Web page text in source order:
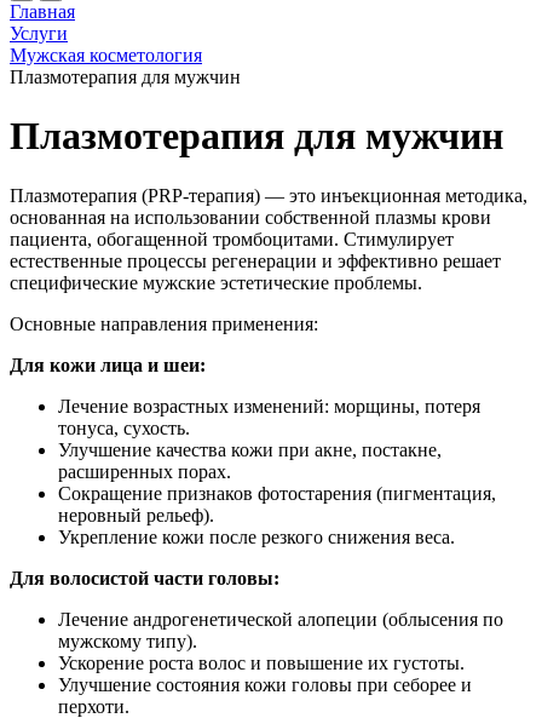
Главная
Услуги
Мужская косметология
Плазмотерапия для мужчин
Плазмотерапия для мужчин
Плазмотерапия (PRP-терапия) — это инъекционная методика,
основанная на использовании собственной плазмы крови
пациента, обогащенной тромбоцитами. Стимулирует
естественные процессы регенерации и эффективно решает
специфические мужские эстетические проблемы.
Основные направления применения:
Для кожи лица и шеи:
Лечение возрастных изменений: морщины, потеря
тонуса, сухость.
Улучшение качества кожи при акне, постакне,
расширенных порах.
Сокращение признаков фотостарения (пигментация,
неровный рельеф).
Укрепление кожи после резкого снижения веса.
Для волосистой части головы:
Лечение андрогенетической алопеции (облысения по
мужскому типу).
Ускорение роста волос и повышение их густоты.
Улучшение состояния кожи головы при себорее и
перхоти.